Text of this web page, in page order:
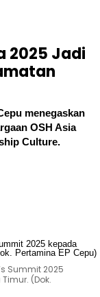
2025 Jadi
menegaskan
OSH Asia
Culture.
Summit 2025
(Dok.